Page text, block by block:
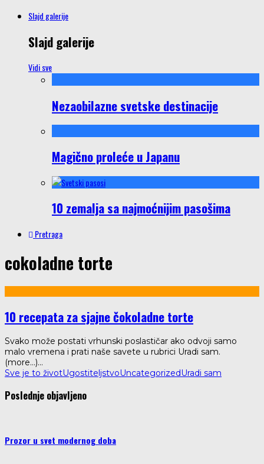
Slajd galerije
Slajd galerije
Vidi sve
Nezaobilazne svetske destinacije
Magično proleće u Japanu
10 zemalja sa najmoćnijim pasošima
Pretraga
cokoladne torte
10 recepata za sjajne čokoladne torte
Svako može postati vrhunski poslastičar ako odvoji samo
malo vremena i prati naše savete u rubrici Uradi sam.
(more…)...
Sve je to životUgostiteljstvoUncategorizedUradi sam
Poslednje objavljeno
Prozor u svet modernog doba